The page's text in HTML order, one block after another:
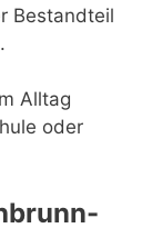
Bestandteil
Alltag
oder